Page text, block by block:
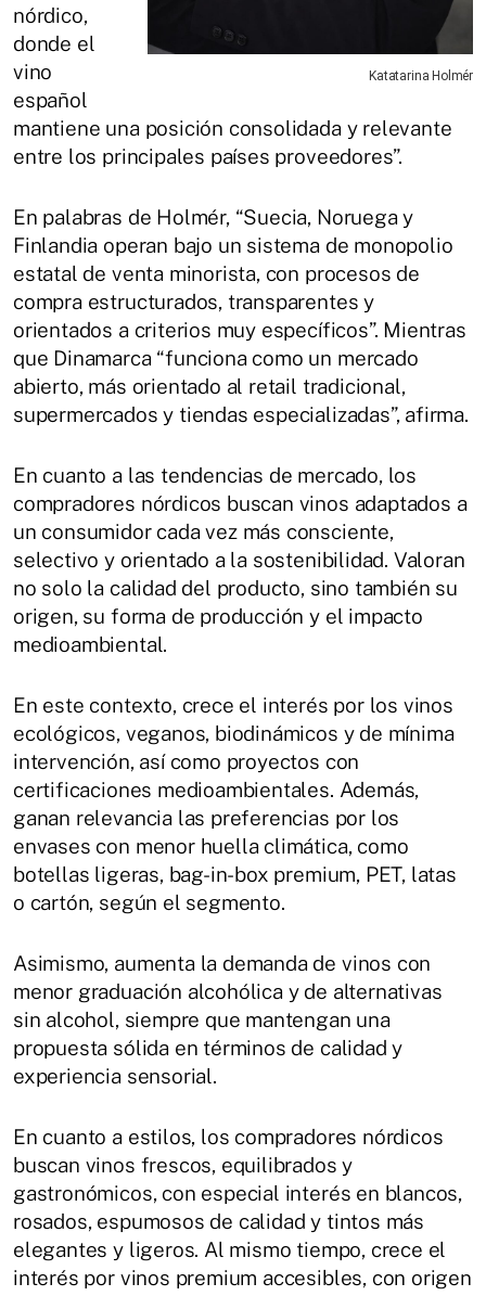
Katatarina Holmér
nórdico,
donde el
vino
español
mantiene una posición consolidada y relevante
entre los principales países proveedores”.
En palabras de Holmér, “Suecia, Noruega y
Finlandia operan bajo un sistema de monopolio
estatal de venta minorista, con procesos de
compra estructurados, transparentes y
orientados a criterios muy específicos”. Mientras
que Dinamarca “funciona como un mercado
abierto, más orientado al retail tradicional,
supermercados y tiendas especializadas”, afirma.
En cuanto a las tendencias de mercado, los
compradores nórdicos buscan vinos adaptados a
un consumidor cada vez más consciente,
selectivo y orientado a la sostenibilidad. Valoran
no solo la calidad del producto, sino también su
origen, su forma de producción y el impacto
medioambiental.
En este contexto, crece el interés por los vinos
ecológicos, veganos, biodinámicos y de mínima
intervención, así como proyectos con
certificaciones medioambientales. Además,
ganan relevancia las preferencias por los
envases con menor huella climática, como
botellas ligeras, bag-in-box premium, PET, latas
o cartón, según el segmento.
Asimismo, aumenta la demanda de vinos con
menor graduación alcohólica y de alternativas
sin alcohol, siempre que mantengan una
propuesta sólida en términos de calidad y
experiencia sensorial.
En cuanto a estilos, los compradores nórdicos
buscan vinos frescos, equilibrados y
gastronómicos, con especial interés en blancos,
rosados, espumosos de calidad y tintos más
elegantes y ligeros. Al mismo tiempo, crece el
interés por vinos premium accesibles, con origen